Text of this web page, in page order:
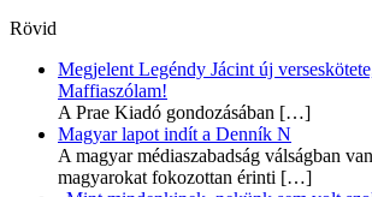
Rövid
Megjelent Legéndy Jácint új
Maffiaszólam!
A Prae Kiadó gondozásában […]
Magyar lapot indít a Denník N
A magyar médiaszabadság válságban
magyarokat fokozottan érinti […]